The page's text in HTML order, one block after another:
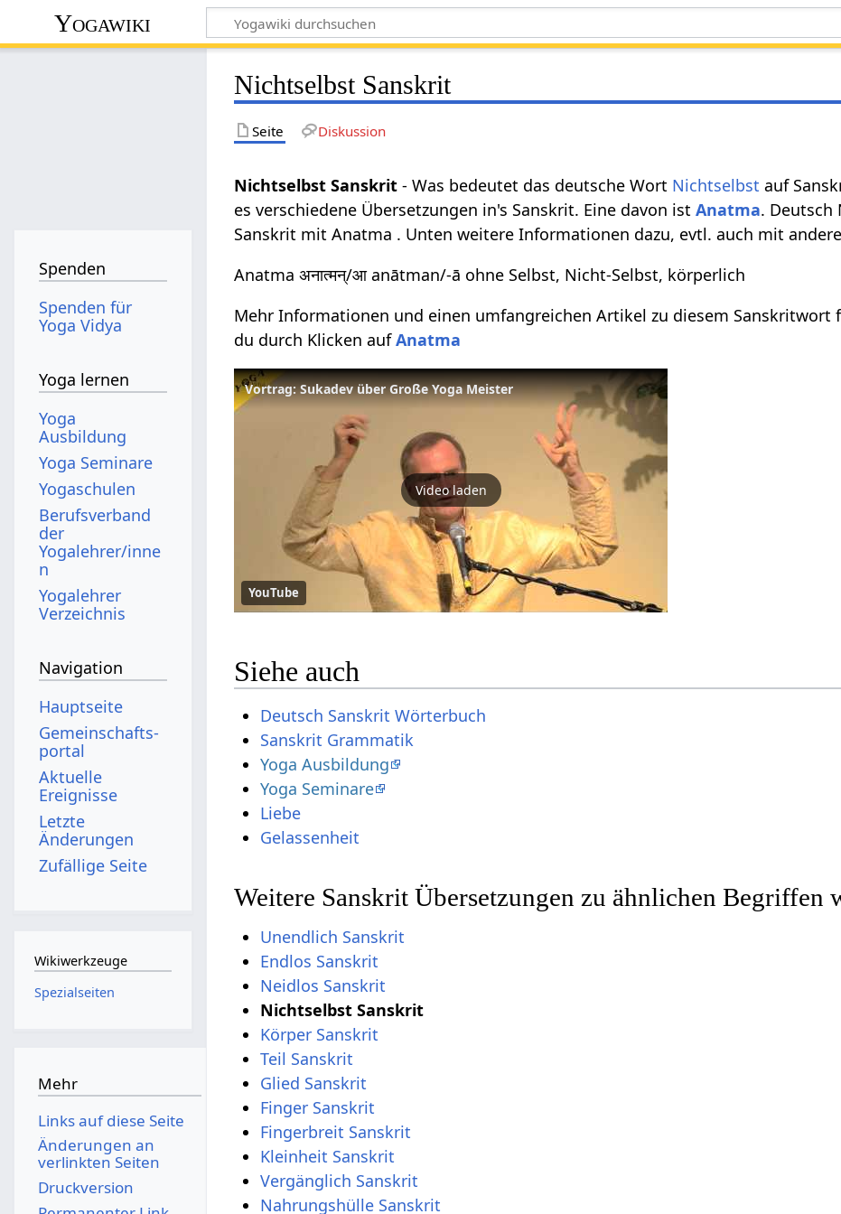
Yogawiki
Nichtselbst Sanskrit
Seite Diskussion
Nichtselbst Sanskrit - Was bedeutet das deutsche Wort Nichtselbst auf
es verschiedene Übersetzungen in's Sanskrit. Eine davon istAnatma. Deutsch
Sanskrit mit Anatma . Unten weitere Informationen dazu, evtl. auch mit
Anatma अनात्मन्/आ anātman/-ā ohne Selbst, Nicht-Selbst, körperlich
Mehr Informationen und einen umfangreichen Artikel zu diesem Sanskritwort
du durch Klicken aufAnatma
Vortrag: Sukadev über Große Yoga Meister
Video laden
YouTube
Siehe auch
Deutsch Sanskrit Wörterbuch
Sanskrit Grammatik
Yoga Ausbildung
Yoga Seminare
Liebe
Gelassenheit
Weitere Sanskrit Übersetzungen zu ähnlichen Begriffen
Unendlich Sanskrit
Endlos Sanskrit
Neidlos Sanskrit
Nichtselbst Sanskrit
Körper Sanskrit
Teil Sanskrit
Glied Sanskrit
Finger Sanskrit
Fingerbreit Sanskrit
Kleinheit Sanskrit
Vergänglich Sanskrit
Nahrungshülle Sanskrit
Spenden
Spenden für
Yoga Vidya
Yoga lernen
Yoga
Ausbildung
Yoga Seminare
Yogaschulen
Berufsverband
der
Yogalehrer/inne
n
Yogalehrer
Verzeichnis
Navigation
Hauptseite
Gemeinschafts­
portal
Aktuelle
Ereignisse
Letzte
Änderungen
Zufällige Seite
Wikiwerkzeuge
Spezialseiten
Mehr
Links auf diese Seite
Änderungen an
verlinkten Seiten
Druckversion